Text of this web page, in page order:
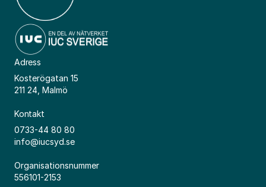
Adress
Kosterögatan 15
211 24, Malmö
Kontakt
0733-44 80 80
info@iucsyd.se
Organisationsnummer
556101-2153